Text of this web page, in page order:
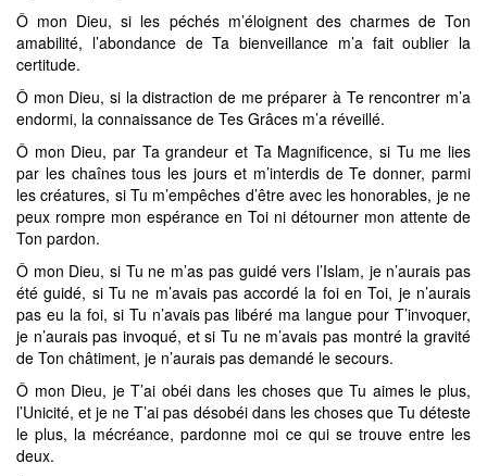
Ô mon Dieu, si les péchés m’éloignent des charmes de Ton
amabilité, l’abondance de Ta bienveillance m’a fait oublier la
certitude.
Ô mon Dieu, si la distraction de me préparer à Te rencontrer m’a
endormi, la connaissance de Tes Grâces m’a réveillé.
Ô mon Dieu, par Ta grandeur et Ta Magnificence, si Tu me lies
par les chaînes tous les jours et m’interdis de Te donner, parmi
les créatures, si Tu m’empêches d’être avec les honorables, je ne
peux rompre mon espérance en Toi ni détourner mon attente de
Ton pardon.
Ô mon Dieu, si Tu ne m’as pas guidé vers l’Islam, je n’aurais pas
été guidé, si Tu ne m’avais pas accordé la foi en Toi, je n’aurais
pas eu la foi, si Tu n’avais pas libéré ma langue pour T’invoquer,
je n’aurais pas invoqué, et si Tu ne m’avais pas montré la gravité
de Ton châtiment, je n’aurais pas demandé le secours.
Ô mon Dieu, je T’ai obéi dans les choses que Tu aimes le plus,
l’Unicité, et je ne T’ai pas désobéi dans les choses que Tu déteste
le plus, la mécréance, pardonne moi ce qui se trouve entre les
deux.